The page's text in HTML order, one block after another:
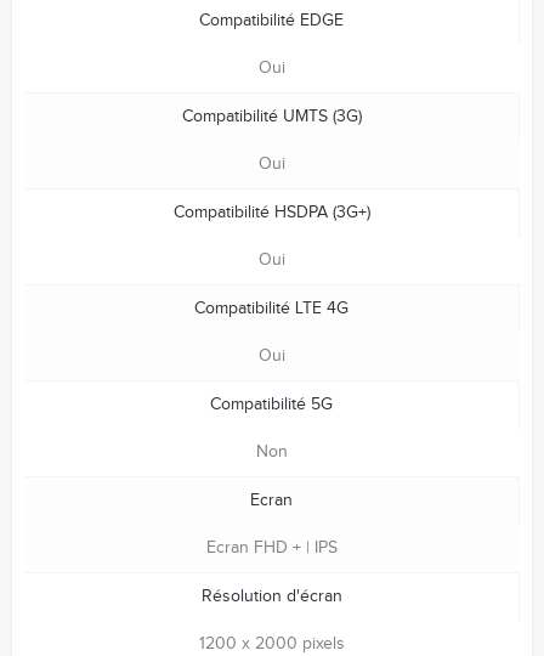
Compatibilité EDGE
Oui
Compatibilité UMTS (3G)
Oui
Compatibilité HSDPA (3G+)
Oui
Compatibilité LTE 4G
Oui
Compatibilité 5G
Non
Ecran
Ecran FHD + | IPS
Résolution d'écran
1200 x 2000 pixels